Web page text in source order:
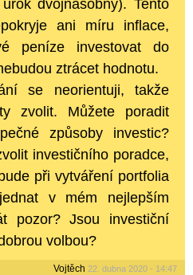
dvojnásobný). Tento
ani míru inflace,
peníze investovat do
ztrácet hodnotu.
se neorientuji, takže
zvolit. Můžete poradit
způsoby investic?
investičního poradce,
při vytváření portfolia
v mém nejlepším
pozor? Jsou investiční
volbou?
Vojtěch 22. dubna 2020 - 14:47